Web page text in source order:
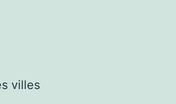
villes